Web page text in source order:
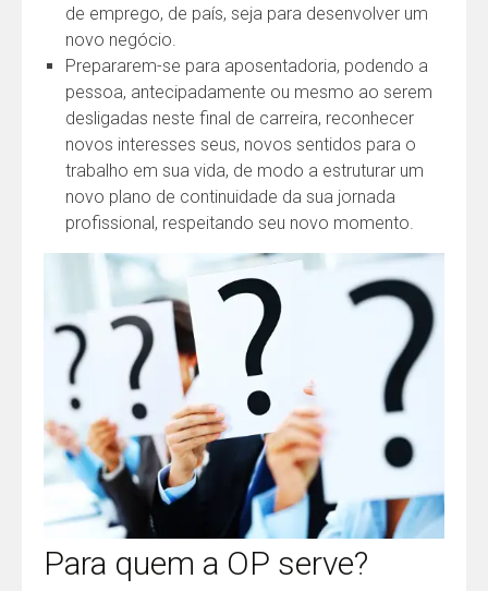
de emprego, de país, seja para desenvolver um
novo negócio.
Prepararem-se para aposentadoria, podendo a
pessoa, antecipadamente ou mesmo ao serem
desligadas neste final de carreira, reconhecer
novos interesses seus, novos sentidos para o
trabalho em sua vida, de modo a estruturar um
novo plano de continuidade da sua jornada
profissional, respeitando seu novo momento.
Para quem a OP serve?